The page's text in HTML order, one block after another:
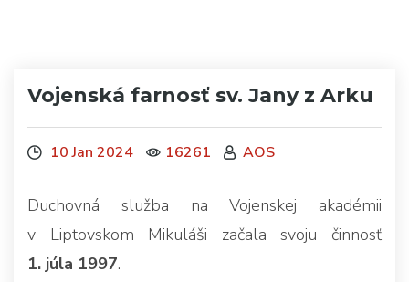
Vojenská farnosť sv. Jany z Arku
10 Jan 2024 16261 AOS
Duchovná služba na Vojenskej akadémii
v Liptovskom Mikuláši začala svoju činnosť
1. júla 1997.